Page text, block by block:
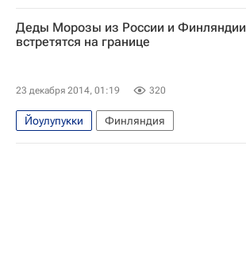
Весь мир
Дед Мороз
Правительство Ленинградской области
Деды Морозы из России и Финляндии
встретятся на границе
23 декабря 2014, 01:19 320
Йоулупукки
Финляндия
Ленинградская область
Европа